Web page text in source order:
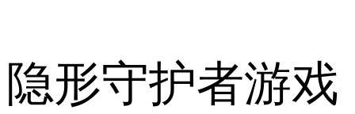
隐形守护者游戏